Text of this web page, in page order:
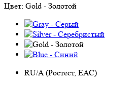
Цвет: Gold - Золотой
RU/A (Ростест, ЕАС)